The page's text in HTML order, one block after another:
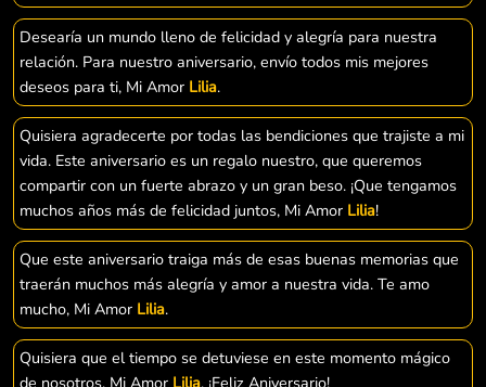
Desearía un mundo lleno de felicidad y alegría para nuestra
relación. Para nuestro aniversario, envío todos mis mejores
deseos para ti, Mi Amor Lilia.
Quisiera agradecerte por todas las bendiciones que trajiste a mi
vida. Este aniversario es un regalo nuestro, que queremos
compartir con un fuerte abrazo y un gran beso. ¡Que tengamos
muchos años más de felicidad juntos, Mi Amor Lilia!
Que este aniversario traiga más de esas buenas memorias que
traerán muchos más alegría y amor a nuestra vida. Te amo
mucho, Mi Amor Lilia.
Quisiera que el tiempo se detuviese en este momento mágico
de nosotros, Mi Amor Lilia. ¡Feliz Aniversario!